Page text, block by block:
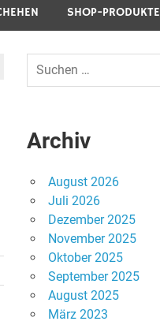
SHOP-PRODUKTE
Archiv
August 2026
Juli 2026
Dezember 2025
November 2025
Oktober 2025
September 2025
August 2025
März 2023